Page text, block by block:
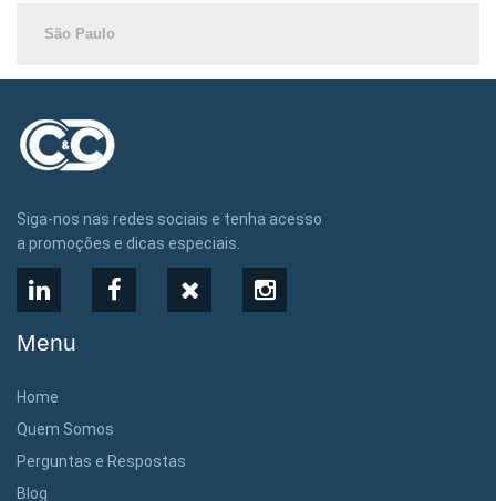
São Paulo
Siga-nos nas redes sociais e tenha acesso
a promoções e dicas especiais.
LinkedInFacebook Instagram
Menu
Home
Quem Somos
Perguntas e Respostas
Blog